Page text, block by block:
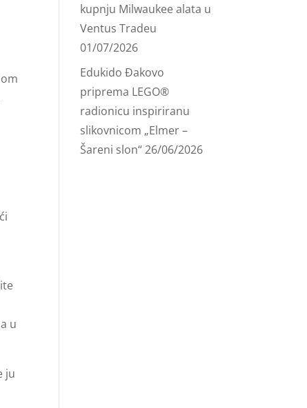
u
ju
kupnju Milwaukee alata u
Ventus Tradeu
01/07/2026
Edukido Đakovo
priprema LEGO®
radionicu inspiriranu
slikovnicom „Elmer –
Šareni slon“26/06/2026